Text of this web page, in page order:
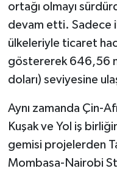
ortağı olmayı
devam etti. Sadece
ülkeleriyle ticaret
göstererek 646,56
doları) seviyesine
Aynı zamanda Çin-
Kuşak ve Yol iş
gemisi projelerden
Mombasa-Nairobi